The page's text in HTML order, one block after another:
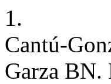
1.
Cantú-
Garza